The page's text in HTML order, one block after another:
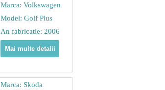
Marca: Volkswagen
Model: Golf Plus
An fabricatie: 2006
Mai multe detalii
Marca: Skoda